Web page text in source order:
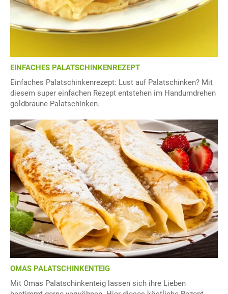
EINFACHES PALATSCHINKENREZEPT
Einfaches Palatschinkenrezept: Lust auf Palatschinken? Mit
diesem super einfachen Rezept entstehen im Handumdrehen
goldbraune Palatschinken.
OMAS PALATSCHINKENTEIG
Mit Omas Palatschinkenteig lassen sich ihre Lieben